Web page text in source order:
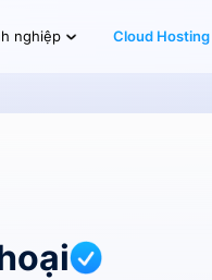
nghiệp Cloud Hosting